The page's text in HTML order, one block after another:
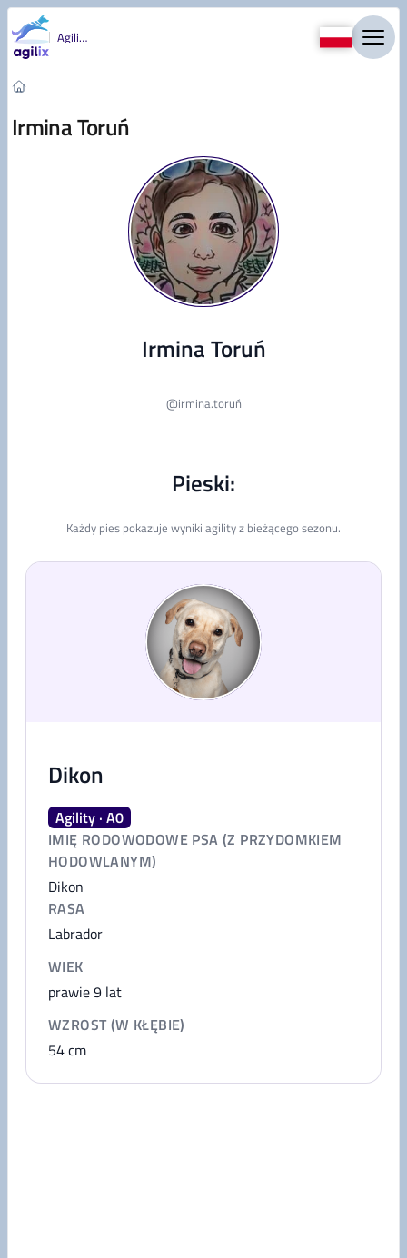
Przejdź do treści
Agility
Irmina Toruń
Irmina Toruń
@irmina.toruń
Pieski:
Każdy pies pokazuje wyniki agility z bieżącego sezonu.
Dikon
Agility · A0
IMIĘ RODOWODOWE PSA (Z PRZYDOMKIEM
HODOWLANYM)
Dikon
RASA
Labrador
WIEK
prawie 9 lat
WZROST (W KŁĘBIE)
54cm